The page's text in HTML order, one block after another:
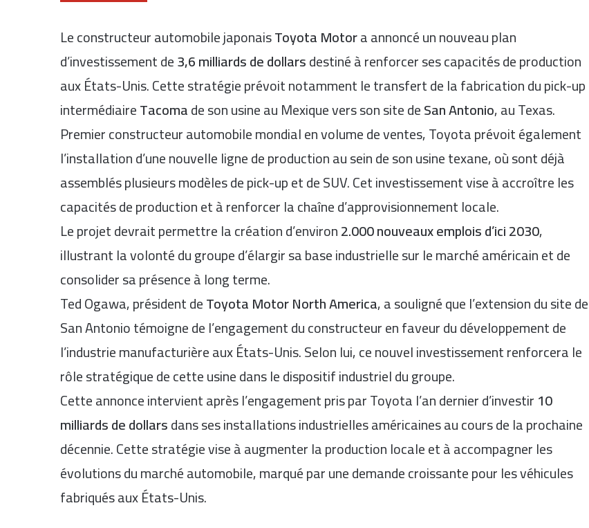
Le constructeur automobile japonaisToyota Motora annoncé un nouveau plan
d’investissement de3,6 milliards de dollarsdestiné à renforcer ses capacités de production
aux États-Unis. Cette stratégie prévoit notamment le transfert de la fabrication du pick-up
intermédiaireTacomade son usine au Mexique vers son site deSan Antonio, au Texas.
Premier constructeur automobile mondial en volume de ventes, Toyota prévoit également
l’installation d’une nouvelle ligne de production au sein de son usine texane, où sont déjà
assemblés plusieurs modèles de pick-up et de SUV. Cet investissement vise à accroître les
capacités de production et à renforcer la chaîne d’approvisionnement locale.
Le projet devrait permettre la création d’environ2.000 nouveaux emplois d’ici 2030,
illustrant la volonté du groupe d’élargir sa base industrielle sur le marché américain et de
consolider sa présence à long terme.
Ted Ogawa, président deToyota Motor North America, a souligné que l’extension du site de
San Antonio témoigne de l’engagement du constructeur en faveur du développement de
l’industrie manufacturière aux États-Unis. Selon lui, ce nouvel investissement renforcera le
rôle stratégique de cette usine dans le dispositif industriel du groupe.
Cette annonce intervient après l’engagement pris par Toyota l’an dernier d’investir10
milliards de dollarsdans ses installations industrielles américaines au cours de la prochaine
décennie. Cette stratégie vise à augmenter la production locale et à accompagner les
évolutions du marché automobile, marqué par une demande croissante pour les véhicules
fabriqués aux États-Unis.